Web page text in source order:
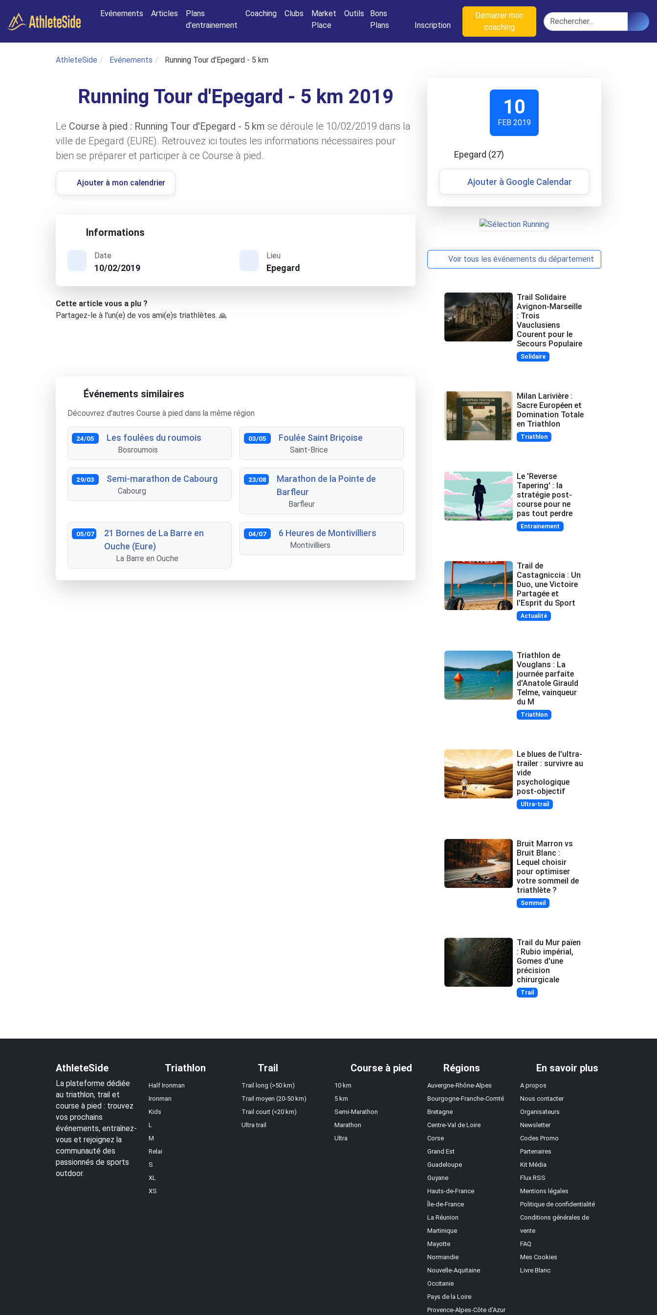
Evénements
Articles
Plans
d'entrainement
Coaching Clubs
Market
Place
Outils
Bons
Plans
Inscription
Démarrer mon
coaching
Rechercher
AthleteSide Evénements Running Tour d'Epegard - 5 km
Running Tour d'Epegard - 5 km 2019
Le Course à pied : Running Tour d'Epegard - 5 km se déroule le 10/02/2019 dans la
ville de Epegard (EURE). Retrouvez ici toutes les informations nécessaires pour
bien se préparer et participer à ce Course à pied.
Ajouter à mon calendrier
Informations
Date
10/02/2019
Lieu
Epegard
Cette article vous a plu ?
Partagez-le à l'un(e) de vos ami(e)s triathlètes. 🙏
Événements similaires
Découvrez d'autres Course à pied dans la même région
24/05 Les foulées du roumois
Bosroumois
03/05 Foulée Saint Briçoise
Saint-Brice
29/03 Semi-marathon de Cabourg
Cabourg
23/08
Marathon de la Pointe de
Barfleur
Barfleur
05/07
21 Bornes de La Barre en
Ouche (Eure)
La Barre en Ouche
04/07 6 Heures de Montivilliers
Montivilliers
10
FEB 2019
Epegard (27)
Ajouter à Google Calendar
Voir tous les événements du département
Trail Solidaire
Avignon-Marseille
: Trois
Vauclusiens
Courent pour le
Secours Populaire
Solidaire
Milan Larivière :
Sacre Européen et
Domination Totale
en Triathlon
Triathlon
Le 'Reverse
Tapering' : la
stratégie post-
course pour ne
pas tout perdre
Entrainement
Trail de
Castagniccia : Un
Duo, une Victoire
Partagée et
l'Esprit du Sport
Actualité
Triathlon de
Vouglans : La
journée parfaite
d'Anatole Girauld
Telme, vainqueur
du M
Triathlon
Le blues de l'ultra-
trailer : survivre au
vide
psychologique
post-objectif
Ultra-trail
Bruit Marron vs
Bruit Blanc :
Lequel choisir
pour optimiser
votre sommeil de
triathlète ?
Sommeil
Trail du Mur païen
: Rubio impérial,
Gomes d'une
précision
chirurgicale
Trail
AthleteSide
La plateforme dédiée
au triathlon, trail et
course à pied : trouvez
vos prochains
événements, entraînez-
vous et rejoignez la
communauté des
passionnés de sports
outdoor.
Triathlon
Half Ironman
Ironman
Kids
L
M
Relai
S
XL
XS
Trail
Trail long (>50 km)
Trail moyen (20-50 km)
Trail court (<20 km)
Ultra trail
Course à pied
10 km
5 km
Semi-Marathon
Marathon
Ultra
Régions
Auvergne-Rhône-Alpes
Bourgogne-Franche-Comté
Bretagne
Centre-Val de Loire
Corse
Grand Est
Guadeloupe
Guyane
Hauts-de-France
Île-de-France
La Réunion
Martinique
Mayotte
Normandie
Nouvelle-Aquitaine
Occitanie
Pays de la Loire
Provence-Alpes-Côte d'Azur
En savoir plus
A propos
Nous contacter
Organisateurs
Newsletter
Codes Promo
Partenaires
Kit Média
Flux RSS
Mentions légales
Politique de confidentialité
Conditions générales de
vente
FAQ
Mes Cookies
Livre Blanc